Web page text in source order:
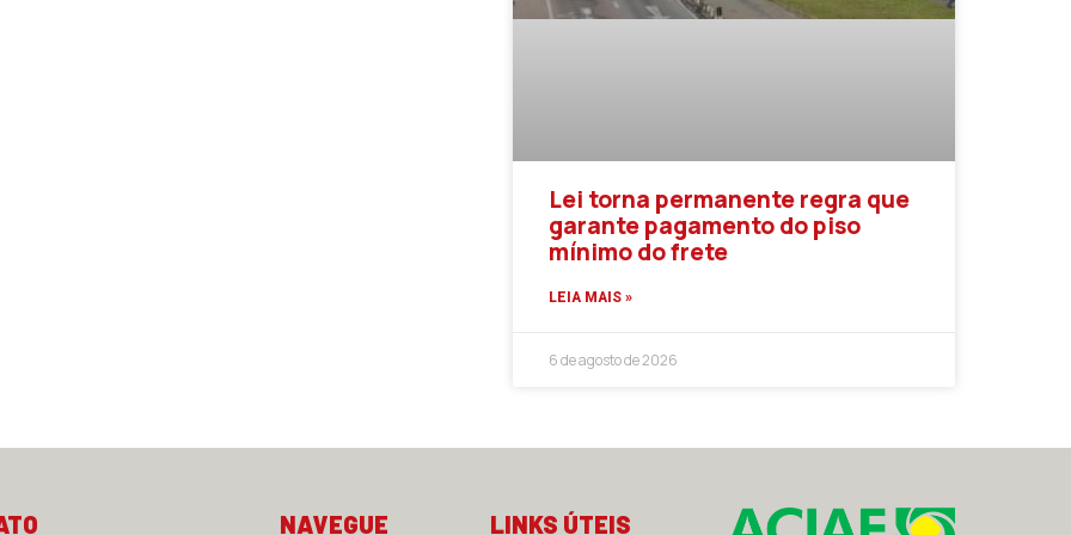
Lei torna permanente regra que
garante pagamento do piso
mínimo do frete
LEIA MAIS »
6 de agosto de 2026
NAVEGUE LINKS ÚTEIS